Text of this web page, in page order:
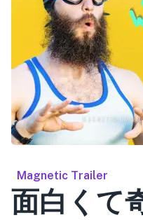
Magnetic Trailer
面白くて